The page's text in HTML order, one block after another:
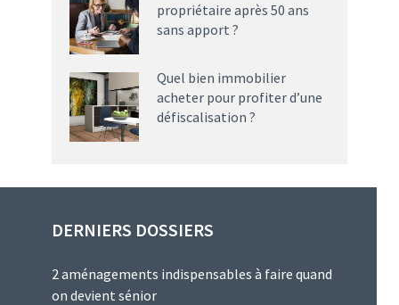
propriétaire après 50 ans
sans apport ?
Quel bien immobilier
acheter pour profiter d’une
défiscalisation ?
DERNIERS DOSSIERS
2 aménagements indispensables à faire quand
on devient sénior